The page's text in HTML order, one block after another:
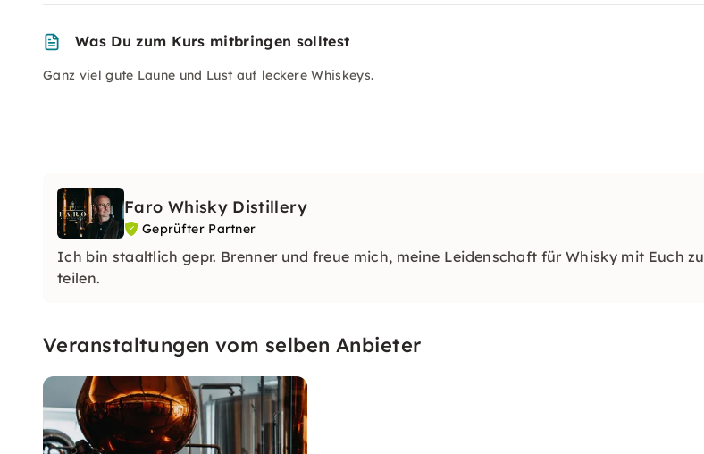
Was Du zum Kurs mitbringen solltest
Ganz viel gute Laune und Lust auf leckere Whiskeys.
Faro Whisky Distillery
Geprüfter Partner
Ich bin staaltlich gepr. Brenner und freue mich, meine Leidenschaft für Whisky mit Euch zu
teilen.
Veranstaltungen vom selben Anbieter